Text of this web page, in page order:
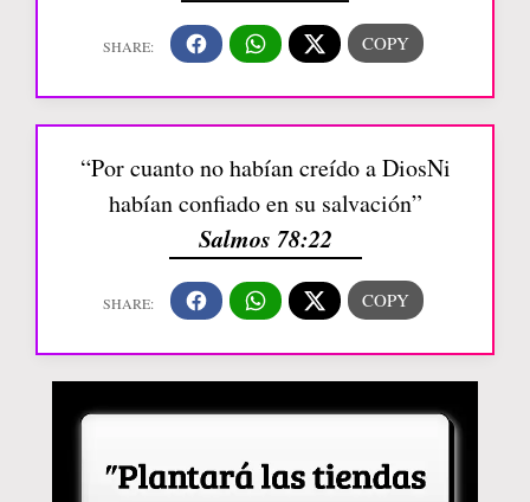
“Por cuanto no habían creído a DiosNi
habían confiado en su salvación”
Salmos 78:22